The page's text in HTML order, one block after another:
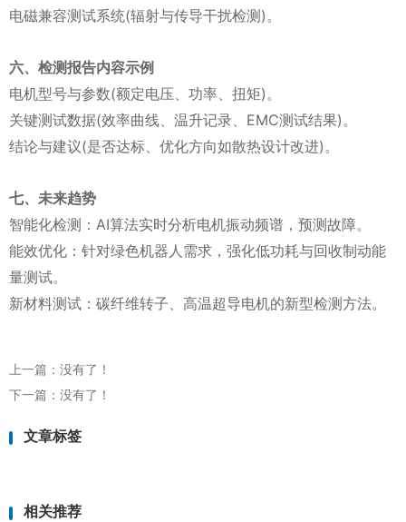
电磁兼容测试系统(辐射与传导干扰检测)。
六、检测报告内容示例
电机型号与参数(额定电压、功率、扭矩)。
关键测试数据(效率曲线、温升记录、EMC测试结果)。
结论与建议(是否达标、优化方向如散热设计改进)。
七、未来趋势
智能化检测：AI算法实时分析电机振动频谱，预测故障。
能效优化：针对绿色机器人需求，强化低功耗与回收制动能
量测试。
新材料测试：碳纤维转子、高温超导电机的新型检测方法。
上一篇：没有了！
下一篇：没有了！
文章标签
相关推荐